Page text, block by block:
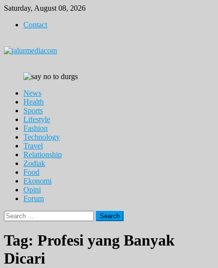
Skip
content
Saturday, August 08, 2026
Contact
News
Health
Sports
Lifestyle
Fashion
Technology
Travel
Relationship
Zodiak
Food
Ekonomi
Opini
Forum
Search
for:
Tag: Profesi yang Banyak
Dicari